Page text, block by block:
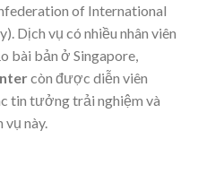
of International
Dịch vụ có nhiều nhân viên
bài bản ở Singapore,
còn được diễn viên
tin tưởng trải nghiệm và
này.